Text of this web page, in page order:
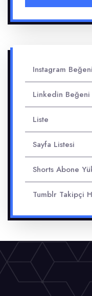
Instagram
Linkedin Beğeni
Liste
Sayfa Listesi
Shorts Abone
Tumblr Takipçi